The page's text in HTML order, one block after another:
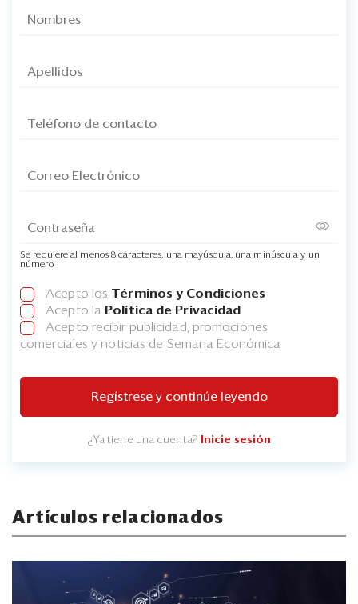
Se requiere al menos 8 caracteres, una mayúscula, una minúscula y un
número
Acepto los Términos y Condiciones
Acepto la Política de Privacidad
Acepto recibir publicidad, promociones
comerciales y noticias de Semana Económica
Regístrese y continúe leyendo
¿Ya tiene una cuenta? Inicie sesión
Artículos relacionados